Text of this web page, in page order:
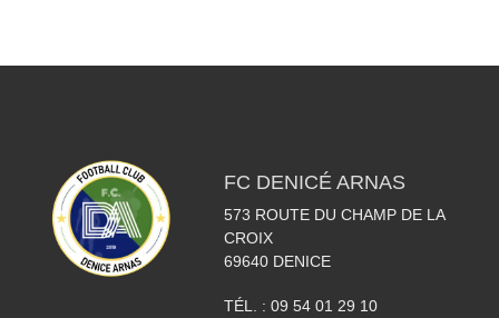
FC DENICÉ ARNAS
573 ROUTE DU CHAMP DE LA
CROIX
69640 DENICE
TÉL. : 09 54 01 29 10